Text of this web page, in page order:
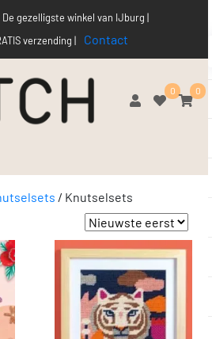
gezelligste winkel van IJburg |
verzending |
Contact
0 0
/ Knutselsets